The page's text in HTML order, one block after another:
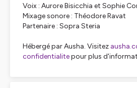
Voix : Aurore Bisicchia et Sophie
Mixage sonore : Théodore Ravat
Partenaire : Sopra Steria
Hébergé par Ausha. Visitez
confidentialitepour plus